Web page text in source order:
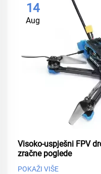
14
Aug
Visoko-uspješni FPV
zračne poglede
POKAŽI VIŠE